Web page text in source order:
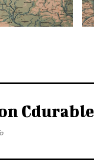
Cdurable